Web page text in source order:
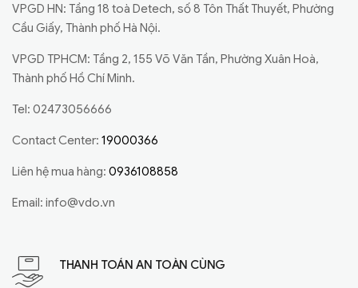
VPGD HN: Tầng 18 toà Detech, số 8 Tôn Thất Thuyết, Phường
Cầu Giấy, Thành phố Hà Nội.
VPGD TPHCM: Tầng 2, 155 Võ Văn Tần, Phường Xuân Hoà,
Thành phố Hồ Chí Minh.
Tel: 02473056666
Contact Center: 19000366
Liên hệ mua hàng: 0936108858
Email: info@vdo.vn
THANH TOÁN AN TOÀN CÙNG